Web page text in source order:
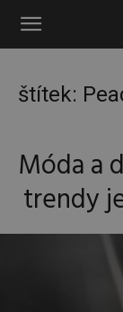
Instinkt
štítek:
Móda a
trendy